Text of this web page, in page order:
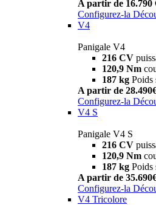
A partir de 16.790
Configurez-la
V4
Panigale V4
216 CV
120,9 Nm
187 kg Poids
A partir de
Configurez-la
V4 S
Panigale V4 S
216 CV
120,9 Nm
187 kg Poids
A partir de
Configurez-la
V4 Tricolore